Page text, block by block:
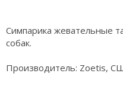
Симпарика жевательные
собак.
Производитель: Zoetis,